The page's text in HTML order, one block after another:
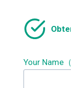
Your Name